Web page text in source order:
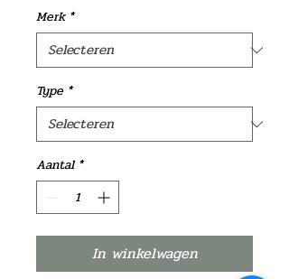
Merk *
Type *
Aantal *
In winkelwagen